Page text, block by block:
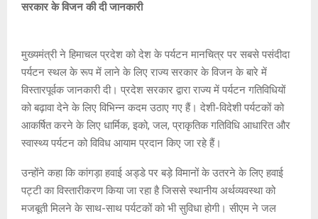
सरकार के विजन की दी जानकारी
मुख्यमंत्री ने हिमाचल प्रदेश को देश के पर्यटन मानचित्र पर सबसे पसंदीदा
पर्यटन स्थल के रूप में लाने के लिए राज्य सरकार के विजन के बारे में
विस्तारपूर्वक जानकारी दी। प्रदेश सरकार द्वारा राज्य में पर्यटन गतिविधियों
को बढ़ावा देने के लिए विभिन्न कदम उठाए गए हैं। देशी-विदेशी पर्यटकों को
आकर्षित करने के लिए धार्मिक, इको, जल, प्राकृतिक गतिविधि आधारित और
स्वास्थ्य पर्यटन को विविध आयाम प्रदान किए जा रहे हैं।
उन्होंने कहा कि कांगड़ा हवाई अड्डे पर बड़े विमानों के उतरने के लिए हवाई
पट्टी का विस्तारीकरण किया जा रहा है जिससे स्थानीय अर्थव्यवस्था को
मजबूती मिलने के साथ-साथ पर्यटकों को भी सुविधा होगी। सीएम ने जल